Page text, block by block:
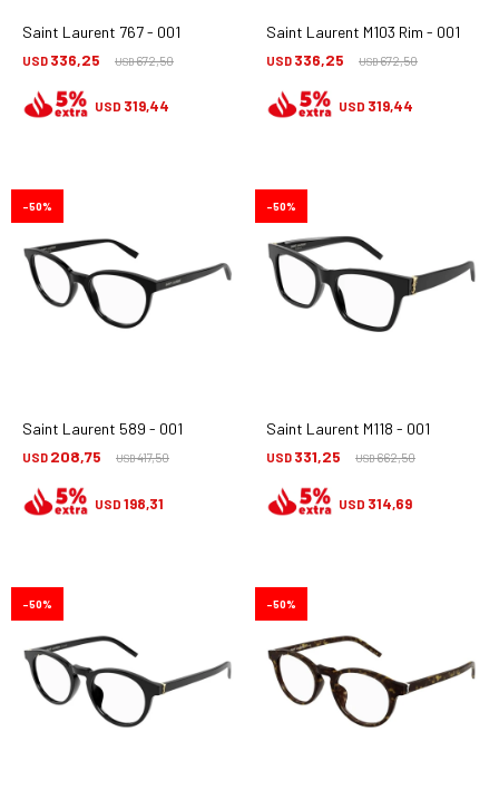
Saint Laurent 767 - 001
USD 336,25 USD672,50
USD 319,44
Saint Laurent M103 Rim - 001
USD 336,25 USD672,50
USD 319,44
Saint Laurent 589 - 001
USD 208,75 USD417,50
50
USD 198,31
Saint Laurent M118 - 001
USD 331,25 USD662,50
50
USD 314,69
50 50